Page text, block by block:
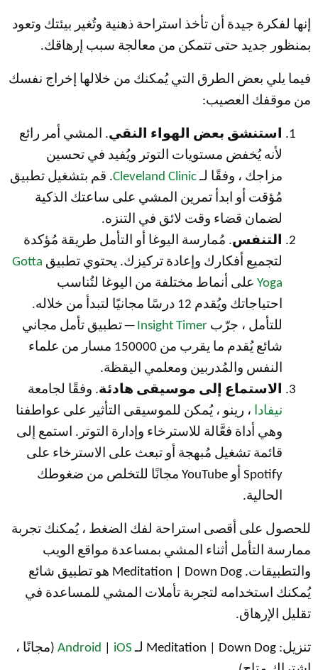
إنها لفكرة جيدة أن تأخذ استراحة ذهنية وتُغير بيئتك وتعود
بمنظور جديد حتى تتمكن من معالجة سبب إرهاقك.
فيما يلي بعض الطرق التي يُمكنك من خلالها إخراج نفسك
من موقفك العصيب:
استنشق بعض الهواء النقي. المشي أمر رائع
لأنه يُخفض مستويات التوتر ويُفيد في تحسين
مزاجك ، وفقًا لـCleveland Clinic. قم بتشغيل تطبيق
مُؤقت أو ابدأ تمرين المشي على ساعتك الذكية
لضمان قضاء وقت لائق في التنزه.
التنفس. مُمارسة اليوغا أو التأمل طريقة مُؤكدة
لتجميع أفكارك وإعادة تركيزك. يحتوي تطبيق Gotta
Yoga على أنماط مختلفة من اليوغا لتُناسب
احتياجاتك ويُقدم 12 درسًا مجانيًا لتبدأ من خلاله.
للتأمل ، جرّب Insight Timer — تطبيق تأمل مجاني
شائع يُقدم ما يقرب من 150000 مسار من علماء
النفس والمُدربين ومعلمي اليقظة.
الاستماع إلى موسيقى هادئة. وفقًا لجامعة
نيفادا ، رينو ، يُمكن للموسيقى التأثير على عواطفنا
وهي أداة فعَّالة للاسترخاء وإدارة التوتر. استمع إلى
قائمة تشغيل مُبهجة أو تبعث على الاسترخاء على
Spotify أو YouTube مجانًا للتخلص من ضغوطك
الحالية.
للحصول على أقصى استراحة لفك الضغط ، يُمكنك تجربة
ممارسة التأمل أثناء المشي بمساعدة مواقع الويب
والتطبيقات. Meditation | Down Dog هو تطبيق شائع
يُمكنك استخدامه لتجربة تأملات المشي للمساعدة في
تقليل الإرهاق.
تنزيل: Meditation | Down Dog لـ Android iOS
(مجانًا ،